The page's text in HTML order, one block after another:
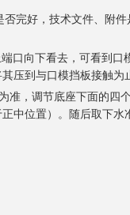
完好，技术文件、附件
口向下看去，可看到口
压到与口模挡板接触为
准，调节底座下面的四
中位置）。随后取下水